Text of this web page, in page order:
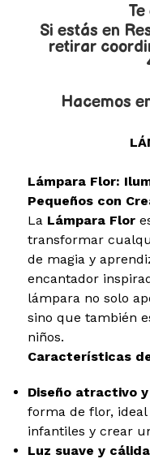
Si estás en
retirar
Hacemos
Lámpara Flor:
Pequeños con
La Lámpara Flor
transformar
de magia y
encantador
lámpara no solo
sino que también
niños.
Características
Diseño atractivo
forma de flor,
infantiles y crear
Luz suave y